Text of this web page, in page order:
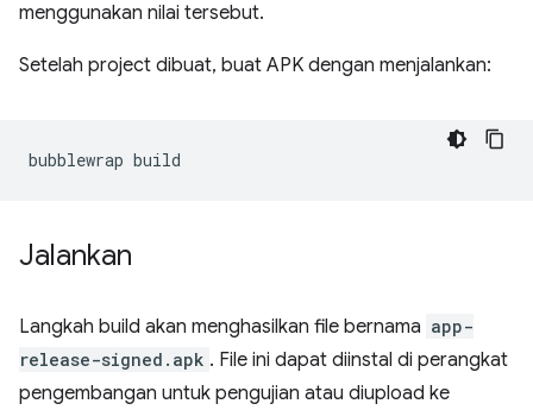
menggunakan nilai tersebut.
Setelah project dibuat, buat APK dengan menjalankan:
bubblewrap
Jalankan
Langkah build akan menghasilkan file bernama app-
release-signed.apk . File ini dapat diinstal di perangkat
pengembangan untuk pengujian atau diupload ke